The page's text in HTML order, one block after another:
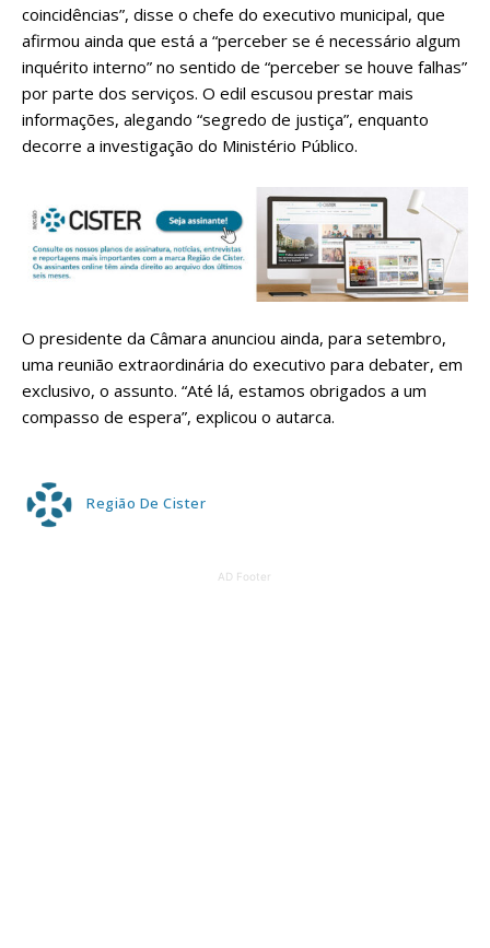
coincidências”, disse o chefe do executivo municipal, que
afirmou ainda que está a “perceber se é necessário algum
inquérito interno” no sentido de “perceber se houve falhas”
por parte dos serviços. O edil escusou prestar mais
informações, alegando “segredo de justiça”, enquanto
decorre a investigação do Ministério Público.
O presidente da Câmara anunciou ainda, para setembro,
uma reunião extraordinária do executivo para debater, em
exclusivo, o assunto. “Até lá, estamos obrigados a um
compasso de espera”, explicou o autarca.
Região De Cister
AD Footer